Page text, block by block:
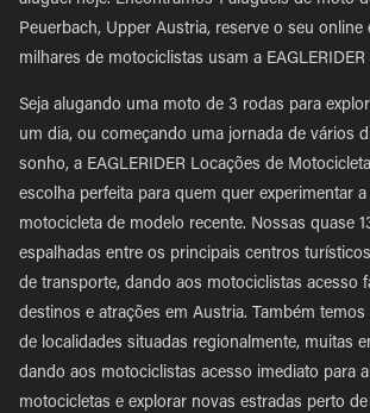
Peuerbach, Upper Austria, reserve o seu
milhares de motociclistas usam a EAGLERIDER
Seja alugando uma moto de 3 rodas para
um dia, ou começando uma jornada de vários
sonho, a EAGLERIDER Locações de
escolha perfeita para quem quer experimentar
motocicleta de modelo recente. Nossas quase
espalhadas entre os principais centros
de transporte, dando aos motociclistas acesso
destinos e atrações em Austria. Também
de localidades situadas regionalmente, muitas
dando aos motociclistas acesso imediato para
motocicletas e explorar novas estradas perto